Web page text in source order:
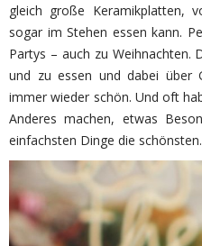
gleich große Keramikplatten,
sogar im Stehen essen kann.
Partys – auch zu Weihnachten.
und zu essen und dabei
immer wieder schön. Und oft
Anderes machen, etwas
einfachsten Dinge die schönsten.